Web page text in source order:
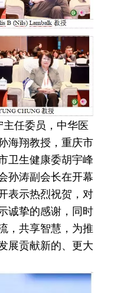
任委员，中华医
海翔教授，重庆市
卫生健康委胡宇峰
孙涛副会长在开幕
表示热烈祝贺，对
诚挚的感谢，同时
，共享智慧，为推
展贡献新的、更大